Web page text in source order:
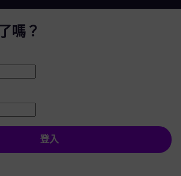
嗎？
登入